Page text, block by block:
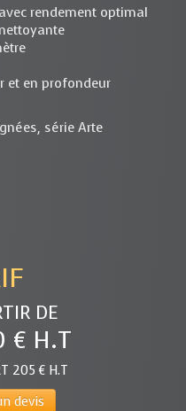
rendement optimal
et en profondeur
série Arte
DE
€ H.T
205 € H.T
devis